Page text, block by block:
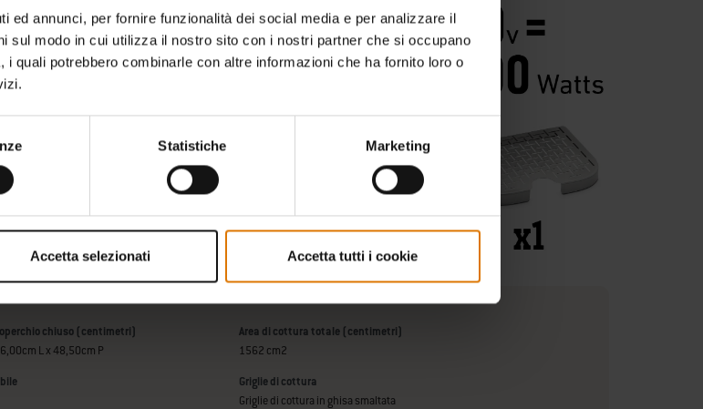
ed annunci, per fornire funzionalità dei social media e per analizzare il
sul modo in cui utilizza il nostro sito con i nostri partner che si occupano
quali potrebbero combinarle con altre informazioni che ha fornito loro o
Statistiche Marketing
Accetta selezionati Accetta tutti i cookie
chiuso (centimetri)
L x 48,50cm P
Area di cottura totale (centimetri)
1562 cm2
Griglie di cottura
Griglie di cottura in ghisa smaltata